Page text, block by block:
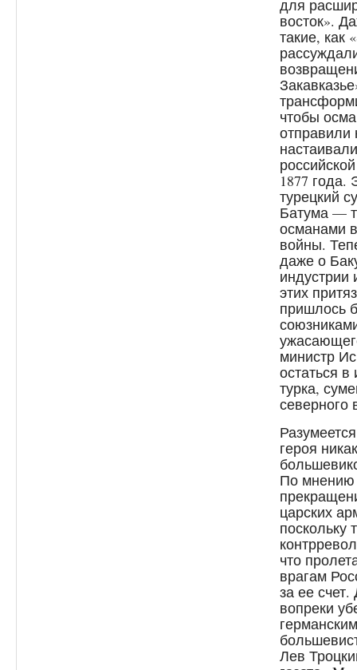
для
восток».
такие, как
чтобы
отправили
1877 года.
турецкий
Батума —
османами
войны.
даже о
этих
пришлось
министр
остаться
турка,
северного
героя
По мнению
царских
поскольку
что
врагам
за ее
вопреки
Лев